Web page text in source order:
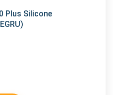
Plus Silicone